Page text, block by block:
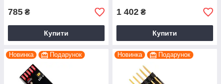
785 ₴
Купити
1 402 ₴
Купити
Новинка Подарунок Новинка Подарунок